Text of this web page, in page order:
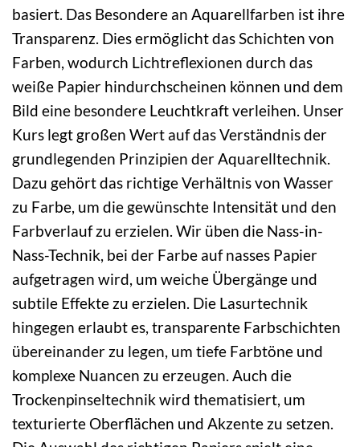
basiert. Das Besondere an Aquarellfarben ist ihre
Transparenz. Dies ermöglicht das Schichten von
Farben, wodurch Lichtreflexionen durch das
weiße Papier hindurchscheinen können und dem
Bild eine besondere Leuchtkraft verleihen. Unser
Kurs legt großen Wert auf das Verständnis der
grundlegenden Prinzipien der Aquarelltechnik.
Dazu gehört das richtige Verhältnis von Wasser
zu Farbe, um die gewünschte Intensität und den
Farbverlauf zu erzielen. Wir üben die Nass-in-
Nass-Technik, bei der Farbe auf nasses Papier
aufgetragen wird, um weiche Übergänge und
subtile Effekte zu erzielen. Die Lasurtechnik
hingegen erlaubt es, transparente Farbschichten
übereinander zu legen, um tiefe Farbtöne und
komplexe Nuancen zu erzeugen. Auch die
Trockenpinseltechnik wird thematisiert, um
texturierte Oberflächen und Akzente zu setzen.